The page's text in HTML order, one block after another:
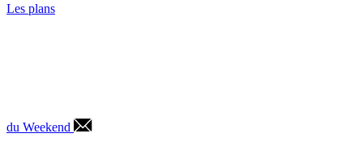
Les plans
du Weekend